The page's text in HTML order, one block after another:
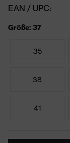
EAN / UPC:
Größe: 37
35
38
41